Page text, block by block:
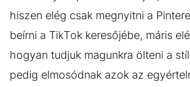
hiszen elég csak megnyitni a
beírni a TikTok keresőjébe, máris
hogyan tudjuk magunkra ölteni a
pedig elmosódnak azok az